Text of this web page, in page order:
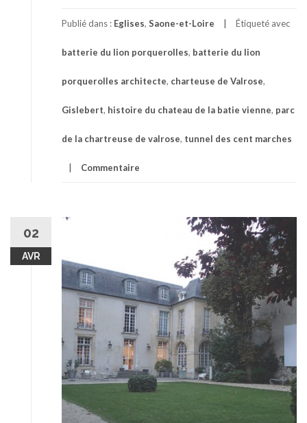
Publié dans : Eglises, Saone-et-Loire Étiqueté avec
batterie du lion porquerolles, batterie du lion
porquerolles architecte, charteuse de Valrose,
Gislebert, histoire du chateau de la batie vienne, parc
de la chartreuse de valrose, tunnel des cent marches
Commentaire
02
AVR